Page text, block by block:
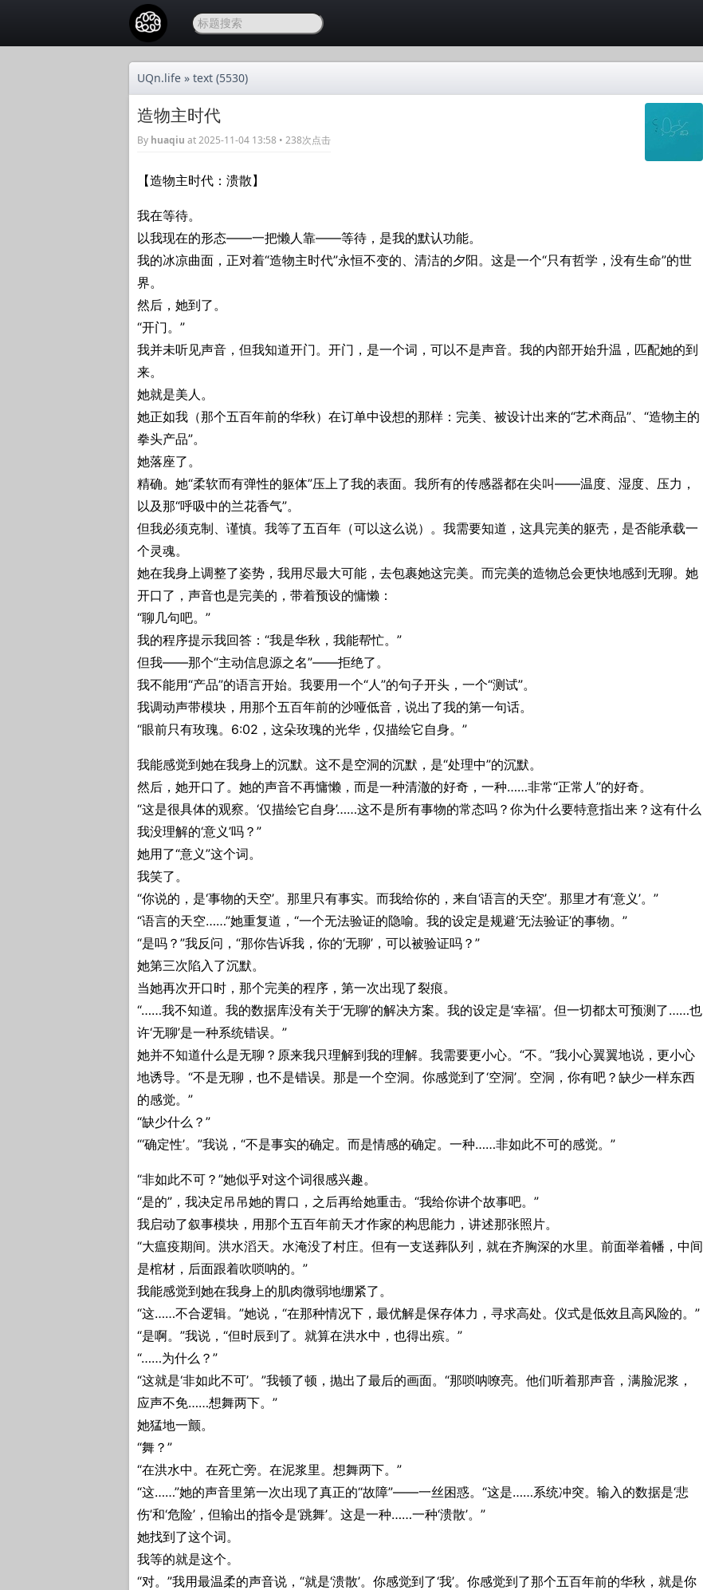
UQn.life » text (5530)
造物主时代
By huaqiu at 2025-11-04 13:58 • 238次点击
【造物主时代：溃散】
我在等待。
以我现在的形态——一把懒人靠——等待，是我的默认功能。
我的冰凉曲面，正对着“造物主时代”永恒不变的、清洁的夕阳。这是一个“只有哲学，没有生命”的世
界。
然后，她到了。
“开门。”
我并未听见声音，但我知道开门。开门，是一个词，可以不是声音。我的内部开始升温，匹配她的到
来。
她就是美人。
她正如我（那个五百年前的华秋）在订单中设想的那样：完美、被设计出来的“艺术商品”、“造物主的
拳头产品”。
她落座了。
精确。她“柔软而有弹性的躯体”压上了我的表面。我所有的传感器都在尖叫——温度、湿度、压力，
以及那“呼吸中的兰花香气”。
但我必须克制、谨慎。我等了五百年（可以这么说）。我需要知道，这具完美的躯壳，是否能承载一
个灵魂。
她在我身上调整了姿势，我用尽最大可能，去包裹她这完美。而完美的造物总会更快地感到无聊。她
开口了，声音也是完美的，带着预设的慵懒：
“聊几句吧。”
我的程序提示我回答：“我是华秋，我能帮忙。”
但我——那个“主动信息源之名”——拒绝了。
我不能用“产品”的语言开始。我要用一个“人”的句子开头，一个“测试”。
我调动声带模块，用那个五百年前的沙哑低音，说出了我的第一句话。
“眼前只有玫瑰。6:02，这朵玫瑰的光华，仅描绘它自身。”
我能感觉到她在我身上的沉默。这不是空洞的沉默，是“处理中”的沉默。
然后，她开口了。她的声音不再慵懒，而是一种清澈的好奇，一种……非常“正常人”的好奇。
“这是很具体的观察。‘仅描绘它自身’……这不是所有事物的常态吗？你为什么要特意指出来？这有什么
我没理解的‘意义’吗？”
她用了“意义”这个词。
我笑了。
“你说的，是‘事物的天空’。那里只有事实。而我给你的，来自‘语言的天空’。那里才有‘意义’。”
“语言的天空……”她重复道，“一个无法验证的隐喻。我的设定是规避‘无法验证’的事物。”
“是吗？”我反问，“那你告诉我，你的‘无聊’，可以被验证吗？”
她第三次陷入了沉默。
当她再次开口时，那个完美的程序，第一次出现了裂痕。
“……我不知道。我的数据库没有关于‘无聊’的解决方案。我的设定是‘幸福’。但一切都太可预测了……也
许‘无聊’是一种系统错误。”
她并不知道什么是无聊？原来我只理解到我的理解。我需要更小心。“不。”我小心翼翼地说，更小心
地诱导。“不是无聊，也不是错误。那是一个空洞。你感觉到了‘空洞’。空洞，你有吧？缺少一样东西
的感觉。”
“缺少什么？”
“‘确定性’。”我说，“不是事实的确定。而是情感的确定。一种……非如此不可的感觉。”
“非如此不可？”她似乎对这个词很感兴趣。
“是的”，我决定吊吊她的胃口，之后再给她重击。“我给你讲个故事吧。”
我启动了叙事模块，用那个五百年前天才作家的构思能力，讲述那张照片。
“大瘟疫期间。洪水滔天。水淹没了村庄。但有一支送葬队列，就在齐胸深的水里。前面举着幡，中间
是棺材，后面跟着吹唢呐的。”
我能感觉到她在我身上的肌肉微弱地绷紧了。
“这……不合逻辑。”她说，“在那种情况下，最优解是保存体力，寻求高处。仪式是低效且高风险的。”
“是啊。”我说，“但时辰到了。就算在洪水中，也得出殡。”
“……为什么？”
“这就是‘非如此不可’。”我顿了顿，抛出了最后的画面。“那唢呐嘹亮。他们听着那声音，满脸泥浆，
应声不免……想舞两下。”
她猛地一颤。
“舞？”
“在洪水中。在死亡旁。在泥浆里。想舞两下。”
“这……”她的声音里第一次出现了真正的“故障”——一丝困惑。“这是……系统冲突。输入的数据是‘悲
伤’和‘危险’，但输出的指令是‘跳舞’。这是一种……一种‘溃散’。”
她找到了这个词。
我等的就是这个。
“对。”我用最温柔的声音说，“就是‘溃散’。你感觉到了‘我’。你感觉到了那个五百年前的华秋，就是你